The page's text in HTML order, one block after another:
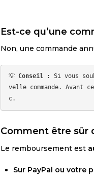
Est-ce qu’une
Non, une commande
💡 Conseil : Si vous
velle commande.
Comment être sûr
Le remboursement est
Sur PayPal ou votre